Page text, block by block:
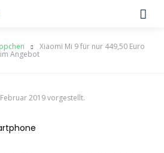
Xiaomi Mi 9 für nur 449,50 Euro
Angebot
2019 vorgestellt.